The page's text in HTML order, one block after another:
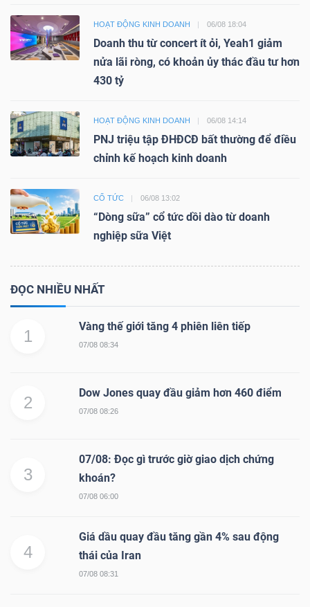
HOẠT ĐỘNG KINH DOANH 06/08 18:04
Doanh thu từ concert ít ỏi, Yeah1 giảm
nửa lãi ròng, có khoản ủy thác đầu tư hơn
430 tỷ
HOẠT ĐỘNG KINH DOANH 06/08 14:14
PNJ triệu tập ĐHĐCĐ bất thường để điều
chỉnh kế hoạch kinh doanh
CỔ TỨC 06/08 13:02
“Dòng sữa” cổ tức dồi dào từ doanh
nghiệp sữa Việt
ĐỌC NHIỀU NHẤT
1
Vàng thế giới tăng 4 phiên liên tiếp
07/08 08:34
2
Dow Jones quay đầu giảm hơn 460 điểm
07/08 08:26
3
07/08: Đọc gì trước giờ giao dịch chứng
khoán?
07/08 06:00
4
Giá dầu quay đầu tăng gần 4% sau động
thái của Iran
07/08 08:31